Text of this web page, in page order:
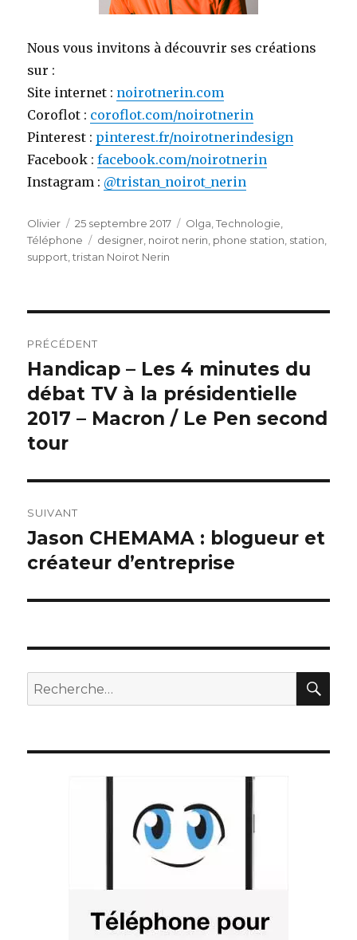
Nous vous invitons à découvrir ses créations
sur :
Site internet : noirotnerin.com
Coroflot : coroflot.com/noirotnerin
Pinterest : pinterest.fr/noirotnerindesign
Facebook :facebook.com/noirotnerin
Instagram : @tristan_noirot_nerin
Auteur
Olivier
Publié
le
25 septembre 2017 Catégories
Olga ,Technologie
Téléphone
Étiquettes
designer noirot nerin phone station station
support ,tristan Noirot Nerin
de
l’article
PRÉCÉDENT
Article
précédent :
Handicap – Les 4 minutes du
débat TV à la présidentielle
2017 – Macron / Le Pen second
tour
SUIVANT
Article
suivant :
Jason CHEMAMA : blogueur et
créateur d’entreprise
Recherche
pour